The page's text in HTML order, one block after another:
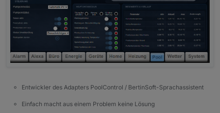
Entwickler des Adapters PoolControl / BertinSoft-Sprachassistent
Einfach macht aus einem Problem keine Lösung